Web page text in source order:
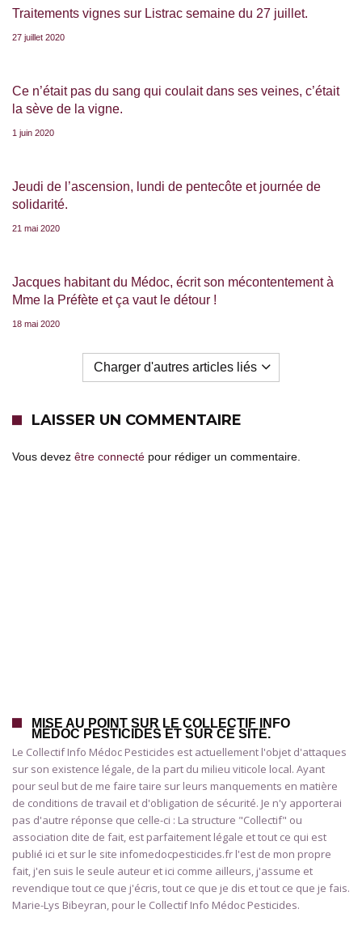
Traitements vignes sur Listrac semaine du 27 juillet.
27 juillet 2020
Ce n’était pas du sang qui coulait dans ses veines, c’était
la sève de la vigne.
1 juin 2020
Jeudi de l’ascension, lundi de pentecôte et journée de
solidarité.
21 mai 2020
Jacques habitant du Médoc, écrit son mécontentement à
Mme la Préfète et ça vaut le détour !
18 mai 2020
Charger d'autres articles liés
LAISSER UN COMMENTAIRE
Vous devez être connecté pour rédiger un commentaire.
MISE AU POINT SUR LE COLLECTIF INFO
MÉDOC PESTICIDES ET SUR CE SITE.
Le Collectif Info Médoc Pesticides est actuellement l'objet d'attaques
sur son existence légale, de la part du milieu viticole local. Ayant
pour seul but de me faire taire sur leurs manquements en matière
de conditions de travail et d'obligation de sécurité. Je n'y apporterai
pas d'autre réponse que celle-ci : La structure "Collectif" ou
association dite de fait, est parfaitement légale et tout ce qui est
publié ici et sur le site infomedocpesticides.fr l'est de mon propre
fait, j'en suis le seule auteur et ici comme ailleurs, j'assume et
revendique tout ce que j'écris, tout ce que je dis et tout ce que je fais.
Marie-Lys Bibeyran, pour le Collectif Info Médoc Pesticides.